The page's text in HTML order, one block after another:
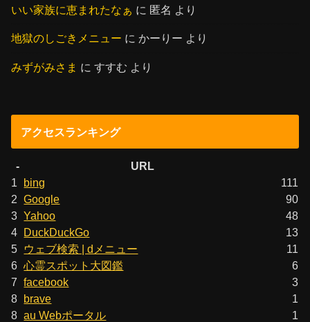
いい家族に恵まれたなぁ に 匿名 より
地獄のしごきメニュー にかーりー より
みずがみさま にすすむ より
アクセスランキング
-
URL
1
bing
111
2 Google
90
3 Yahoo
48
4 DuckDuckGo
13
5
ウェブ検索 | dメニュー
11
6 心霊スポット大図鑑
6
7 facebook
3
8 brave
1
8 au Webポータル 1